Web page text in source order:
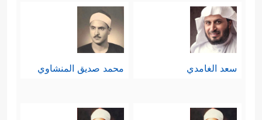
سعد الغامدي محمد صديق المنشاوي